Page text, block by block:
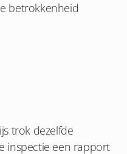
betrokkenheid
trok dezelfde
inspectie een rapport